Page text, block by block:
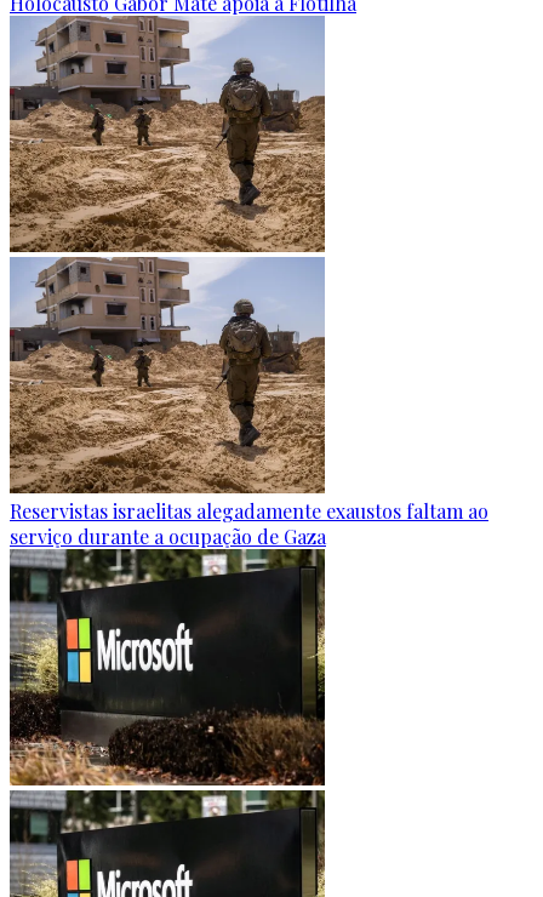
Reservistas israelitas alegadamente exaustos faltam ao
serviço durante a ocupação de Gaza